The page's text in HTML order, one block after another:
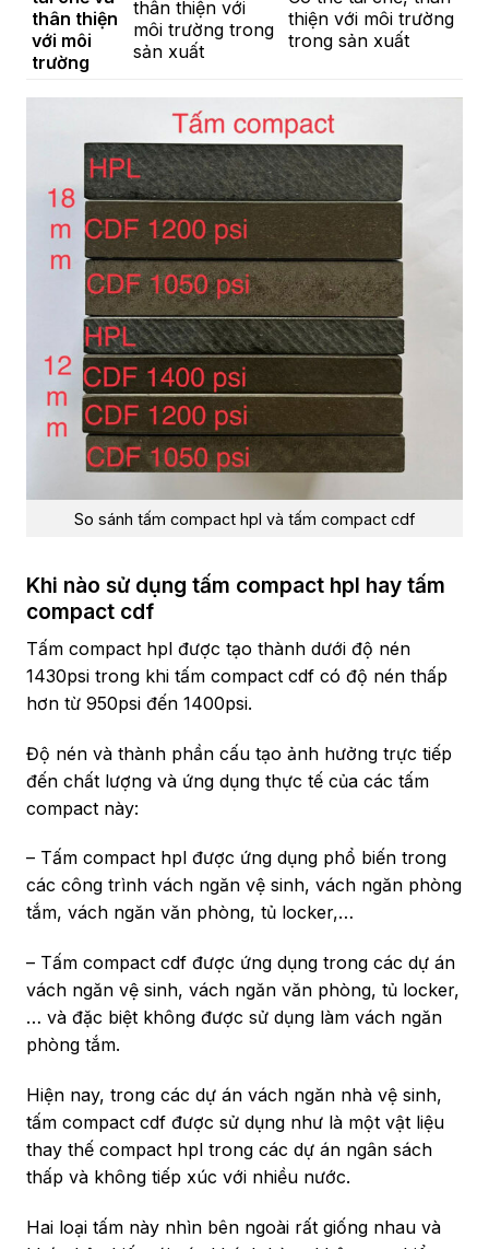
thân thiện
với môi
trường
thân thiện với
môi trường trong
sản xuất
thiện với môi trường
trong sản xuất
So sánh tấm compact hpl và tấm compact cdf
Khi nào sử dụng tấm compact hpl hay tấm
compact cdf
Tấm compact hpl được tạo thành dưới độ nén
1430psi trong khi tấm compact cdf có độ nén thấp
hơn từ 950psi đến 1400psi.
Độ nén và thành phần cấu tạo ảnh hưởng trực tiếp
đến chất lượng và ứng dụng thực tế của các tấm
compact này:
– Tấm compact hpl được ứng dụng phổ biến trong
các công trình vách ngăn vệ sinh, vách ngăn phòng
tắm, vách ngăn văn phòng, tủ locker,…
– Tấm compact cdf được ứng dụng trong các dự án
vách ngăn vệ sinh, vách ngăn văn phòng, tủ locker,
… và đặc biệt không được sử dụng làm vách ngăn
phòng tắm.
Hiện nay, trong các dự án vách ngăn nhà vệ sinh,
tấm compact cdf được sử dụng như là một vật liệu
thay thế compact hpl trong các dự án ngân sách
thấp và không tiếp xúc với nhiều nước.
Hai loại tấm này nhìn bên ngoài rất giống nhau và